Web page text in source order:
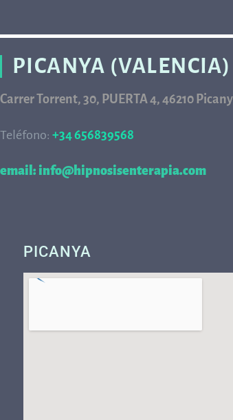
PICANYA (VALENCIA)
Carrer Torrent, 30, PUERTA 4, 46210
Teléfono: +34 656839568
email: info@hipnosisenterapia.com
PICANYA